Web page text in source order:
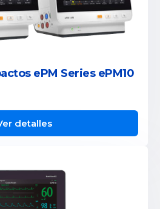
ePM Series ePM10
detalles